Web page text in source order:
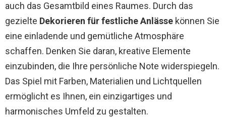
auch das Gesamtbild eines Raumes. Durch das
gezielte Dekorieren für festliche Anlässe können Sie
eine einladende und gemütliche Atmosphäre
schaffen. Denken Sie daran, kreative Elemente
einzubinden, die Ihre persönliche Note widerspiegeln.
Das Spiel mit Farben, Materialien und Lichtquellen
ermöglicht es Ihnen, ein einzigartiges und
harmonisches Umfeld zu gestalten.